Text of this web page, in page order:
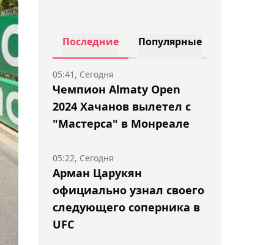
Последние Популярные
Чемпион Almaty Open
2024 Хачанов вылетел с
"Мастерса" в Монреале
05:41, Сегодня
Арман Царукян
официально узнал своего
следующего соперника в
UFC
05:22, Сегодня